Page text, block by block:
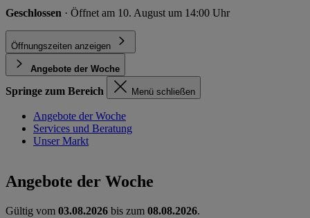
Geschlossen · Öffnet am 10. August um 14:00 Uhr
Öffnungszeiten anzeigen
Angebote der Woche
Springe zum Bereich Menü schließen
Angebote der Woche
Services und Beratung
Unser Markt
Angebote der Woche
Gültig vom 03.08.2026 bis zum 08.08.2026.